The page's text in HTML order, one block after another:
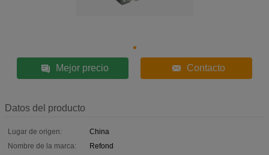
Mejor precio Contacto
Datos del producto
Lugar de origen:
China
Nombre de la marca:
Refond